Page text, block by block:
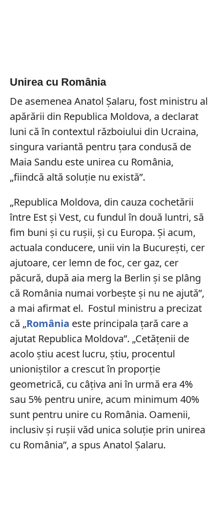
Unirea cu România
De asemenea Anatol Şalaru, fost ministru al
apărării din Republica Moldova, a declarat
luni că în contextul războiului din Ucraina,
singura variantă pentru țara condusă de
Maia Sandu este unirea cu România,
„fiindcă altă soluţie nu există”.
„Republica Moldova, din cauza cochetării
între Est şi Vest, cu fundul în două luntri, să
fim buni şi cu ruşii, şi cu Europa. Şi acum,
actuala conducere, unii vin la Bucureşti, cer
ajutoare, cer lemn de foc, cer gaz, cer
păcură, după aia merg la Berlin şi se plâng
că România numai vorbeşte şi nu ne ajută”,
a mai afirmat el. Fostul ministru a precizat
că „România este principala ţară care a
ajutat Republica Moldova”. „Cetăţenii de
acolo ştiu acest lucru, ştiu, procentul
unioniştilor a crescut în proporţie
geometrică, cu câţiva ani în urmă era 4%
sau 5% pentru unire, acum minimum 40%
sunt pentru unire cu România. Oamenii,
inclusiv şi ruşii văd unica soluţie prin unirea
cu România”, a spus Anatol Şalaru.